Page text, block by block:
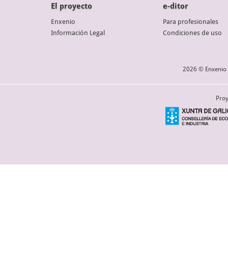
El proyecto
Enxenio
Información Legal
e-ditor
Para profesionales
Condiciones de uso
2026 © Enxenio